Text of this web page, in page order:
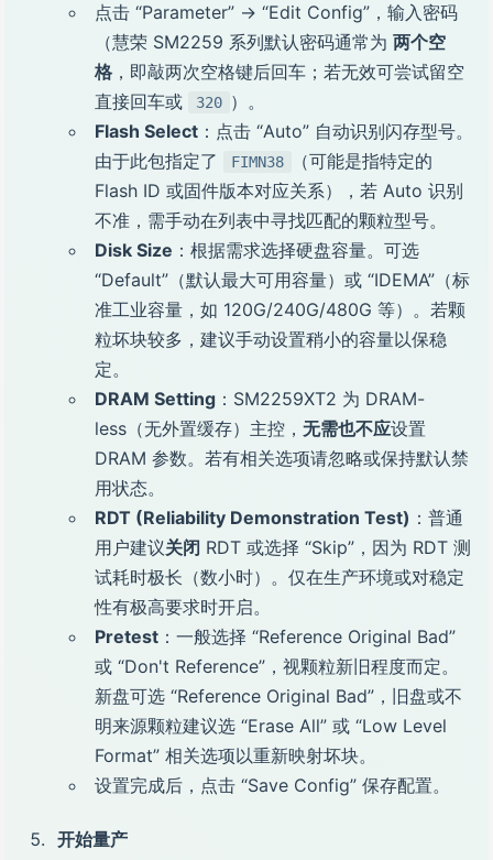
点击 “Parameter” → “Edit Config”，输入密码
（慧荣 SM2259 系列默认密码通常为 两个空
格 ，即敲两次空格键后回车；若无效可尝试留空
直接回车或
320 ）。
Flash Select ：点击 “Auto” 自动识别闪存型号。
由于此包指定了
FIMN38
（可能是指特定的
Flash ID 或固件版本对应关系），若 Auto 识别
不准，需手动在列表中寻找匹配的颗粒型号。
Disk Size ：根据需求选择硬盘容量。可选
“Default”（默认最大可用容量）或 “IDEMA”（标
准工业容量，如 120G/240G/480G 等）。若颗
粒坏块较多，建议手动设置稍小的容量以保稳
定。
DRAM Setting ：SM2259XT2 为 DRAM-
less（无外置缓存）主控， 无需也不应设置
DRAM 参数。若有相关选项请忽略或保持默认禁
用状态。
RDT (Reliability Demonstration Test) ：普通
用户建议关闭 RDT 或选择 “Skip”，因为 RDT 测
试耗时极长（数小时）。仅在生产环境或对稳定
性有极高要求时开启。
Pretest ：一般选择 “Reference Original Bad”
或 “Don't Reference”，视颗粒新旧程度而定。
新盘可选 “Reference Original Bad”，旧盘或不
明来源颗粒建议选 “Erase All” 或 “Low Level
Format” 相关选项以重新映射坏块。
设置完成后，点击 “Save Config” 保存配置。
开始量产